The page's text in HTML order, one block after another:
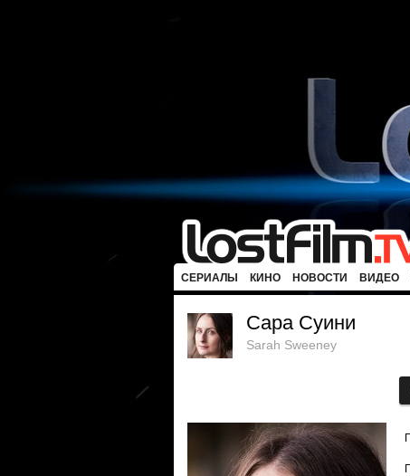
СЕРИАЛЫ КИНО НОВОСТИ ВИДЕО
Сара Суини
Sarah Sweeney